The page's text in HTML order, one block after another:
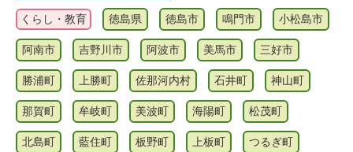
くらし・教育 徳島県 徳島市 鳴門市 小松島市
阿南市 吉野川市 阿波市 美馬市 三好市
勝浦町 上勝町 佐那河内村 石井町 神山町
那賀町 牟岐町 美波町 海陽町 松茂町
北島町 藍住町 板野町 上板町 つるぎ町